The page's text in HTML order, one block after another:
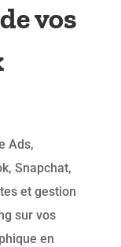
vos
Ads,
Snapchat,
et gestion
sur vos
en